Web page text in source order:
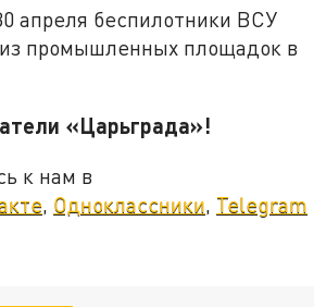
апреля беспилотники ВСУ
промышленных площадок в
«Царьграда»!
к нам в
, Одноклассники, Telegram